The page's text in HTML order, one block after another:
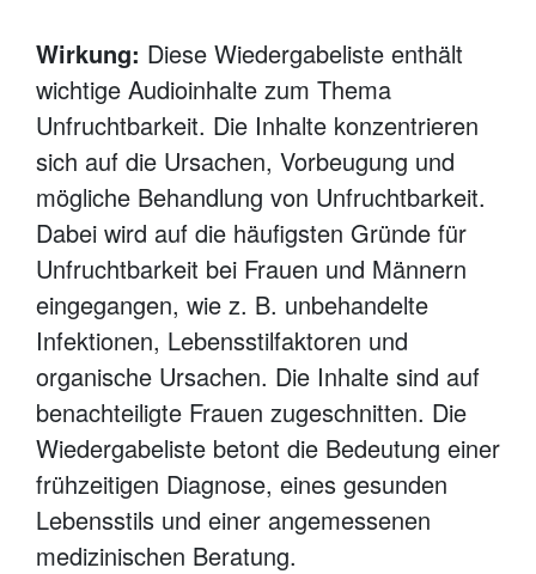
Wirkung: Diese Wiedergabeliste enthält
wichtige Audioinhalte zum Thema
Unfruchtbarkeit. Die Inhalte konzentrieren
sich auf die Ursachen, Vorbeugung und
mögliche Behandlung von Unfruchtbarkeit.
Dabei wird auf die häufigsten Gründe für
Unfruchtbarkeit bei Frauen und Männern
eingegangen, wie z. B. unbehandelte
Infektionen, Lebensstilfaktoren und
organische Ursachen. Die Inhalte sind auf
benachteiligte Frauen zugeschnitten. Die
Wiedergabeliste betont die Bedeutung einer
frühzeitigen Diagnose, eines gesunden
Lebensstils und einer angemessenen
medizinischen Beratung.